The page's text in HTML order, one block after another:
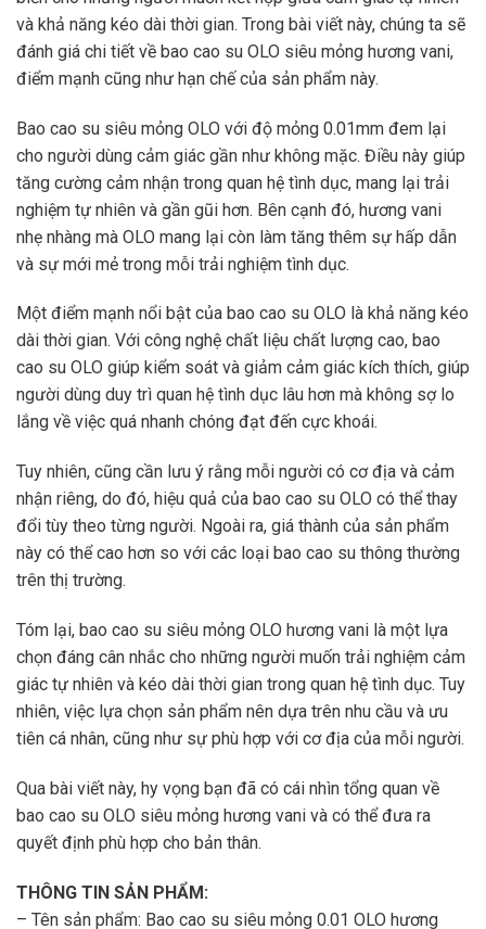
và khả năng kéo dài thời gian. Trong bài viết này, chúng ta sẽ
đánh giá chi tiết về bao cao su OLO siêu mỏng hương vani,
điểm mạnh cũng như hạn chế của sản phẩm này.
Bao cao su siêu mỏng OLO với độ mỏng 0.01mm đem lại
cho người dùng cảm giác gần như không mặc. Điều này giúp
tăng cường cảm nhận trong quan hệ tình dục, mang lại trải
nghiệm tự nhiên và gần gũi hơn. Bên cạnh đó, hương vani
nhẹ nhàng mà OLO mang lại còn làm tăng thêm sự hấp dẫn
và sự mới mẻ trong mỗi trải nghiệm tình dục.
Một điểm mạnh nổi bật của bao cao su OLO là khả năng kéo
dài thời gian. Với công nghệ chất liệu chất lượng cao, bao
cao su OLO giúp kiểm soát và giảm cảm giác kích thích, giúp
người dùng duy trì quan hệ tình dục lâu hơn mà không sợ lo
lắng về việc quá nhanh chóng đạt đến cực khoái.
Tuy nhiên, cũng cần lưu ý rằng mỗi người có cơ địa và cảm
nhận riêng, do đó, hiệu quả của bao cao su OLO có thể thay
đổi tùy theo từng người. Ngoài ra, giá thành của sản phẩm
này có thể cao hơn so với các loại bao cao su thông thường
trên thị trường.
Tóm lại, bao cao su siêu mỏng OLO hương vani là một lựa
chọn đáng cân nhắc cho những người muốn trải nghiệm cảm
giác tự nhiên và kéo dài thời gian trong quan hệ tình dục. Tuy
nhiên, việc lựa chọn sản phẩm nên dựa trên nhu cầu và ưu
tiên cá nhân, cũng như sự phù hợp với cơ địa của mỗi người.
Qua bài viết này, hy vọng bạn đã có cái nhìn tổng quan về
bao cao su OLO siêu mỏng hương vani và có thể đưa ra
quyết định phù hợp cho bản thân.
THÔNG TIN SẢN PHẨM:
– Tên sản phẩm: Bao cao su siêu mỏng 0.01 OLO hương